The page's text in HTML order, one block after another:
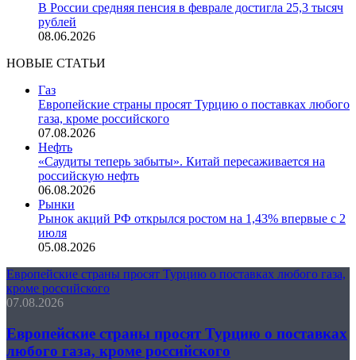
В России средняя пенсия в феврале достигла 25,3 тысяч
рублей
08.06.2026
НОВЫЕ СТАТЬИ
Газ
Европейские страны просят Турцию о поставках любого
газа, кроме российского
07.08.2026
Нефть
«Саудиты теперь забыты». Китай пересаживается на
российскую нефть
06.08.2026
Рынки
Рынок акций РФ открылся ростом на 1,43% впервые с 2
июля
05.08.2026
Европейские страны просят Турцию о поставках любого газа,
кроме российского
07.08.2026
Европейские страны просят Турцию о поставках
любого газа, кроме российского